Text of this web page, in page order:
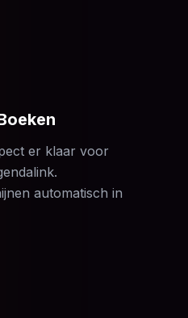
er klaar voor
automatisch in